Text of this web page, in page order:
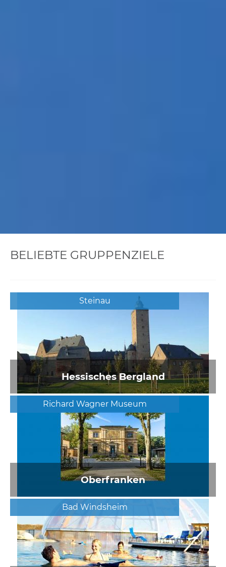
BELIEBTE GRUPPENZIELE
Steinau
Hessisches Bergland
Richard Wagner Museum
Oberfranken
Bad Windsheim